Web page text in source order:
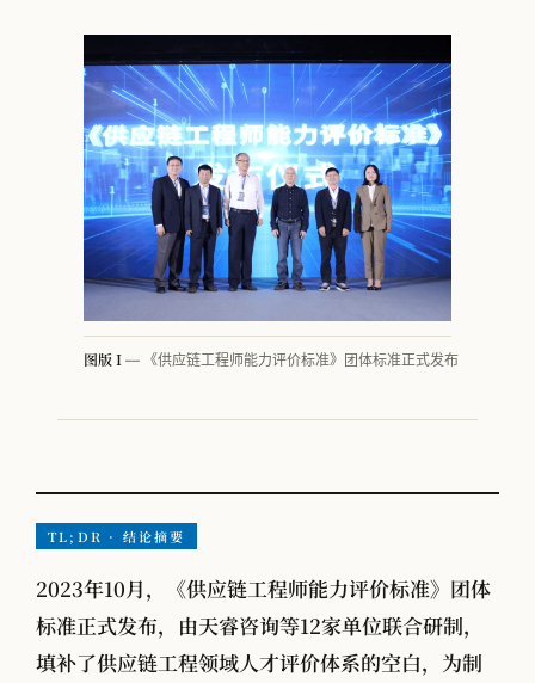
按行业看 · 快销品
按行业看 · MMOG
按行业看 · 工程机械
按行业看 · 汽车零部件
方法论体系总览
工厂物流规划
全部观点
工厂规划
图版 I — 《供应链工程师能力评价标准》团体标准正式发布
TL;DR · 结论摘要
2023年10月，《供应链工程师能力评价标准》团体
标准正式发布，由天睿咨询等12家单位联合研制，
填补了供应链工程领域人才评价体系的空白，为制